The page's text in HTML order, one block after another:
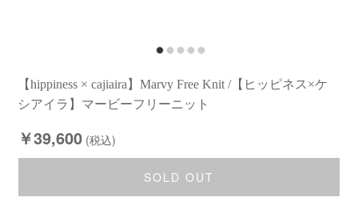
【hippiness × cajiaira】Marvy Free Knit /【ヒッピネス×ケ
シアイラ】マービーフリーニット
￥39,600 (税込)
SOLD OUT